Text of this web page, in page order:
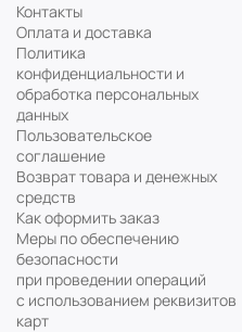
Контакты
Оплата и доставка
Политика
конфиденциальности и
обработка персональных
данных
Пользовательское
соглашение
Возврат товара и денежных
средств
Как оформить заказ
Меры по обеспечению
безопасности
при проведении операций
с использованием реквизитов
карт